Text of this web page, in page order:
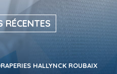
RÉCENTES
HALLYNCK ROUBAIX